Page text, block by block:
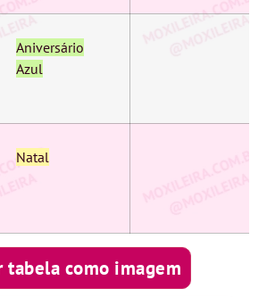
Aniversário
Azul
Natal
tabela como imagem